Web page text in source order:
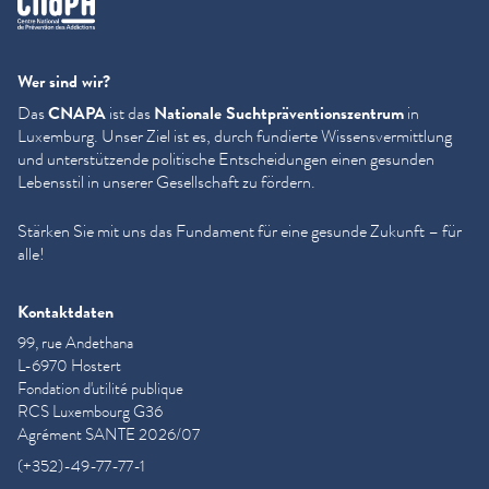
Wer sind wir?
DasCNAPAist dasNationale Sucht­präven­tion­szen­trumin
Luxemburg. Unser Ziel ist es, durch fundierte Wis­sensver­mit­tlung
und unter­stützende politische Entschei­dun­gen einen gesunden
Lebensstil in unserer Gesellschaft zu fördern.
Stärken Sie mit uns das Fundament für eine gesunde Zukunft – für
alle!
Kontaktdaten
99, rue Andethana
L-6970 Hostert
Fondation d'utilité publique
RCS Luxembourg G36
Agrément SANTE 2026/07
(+352)-49-77-77-1